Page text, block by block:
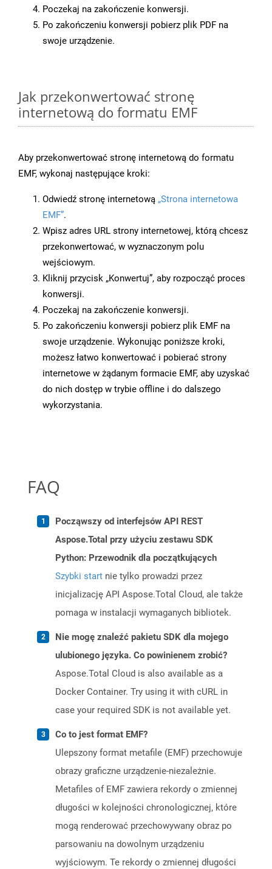
Poczekaj na zakończenie konwersji.
Po zakończeniu konwersji pobierz plik PDF na
swoje urządzenie.
Jak przekonwertować stronę
internetową do formatu EMF
Aby przekonwertować stronę internetową do formatu
EMF, wykonaj następujące kroki:
Odwiedź stronę internetową „Strona internetowa
EMF”.
Wpisz adres URL strony internetowej, którą chcesz
przekonwertować, w wyznaczonym polu
wejściowym.
Kliknij przycisk „Konwertuj”, aby rozpocząć proces
konwersji.
Poczekaj na zakończenie konwersji.
Po zakończeniu konwersji pobierz plik EMF na
swoje urządzenie. Wykonując poniższe kroki,
możesz łatwo konwertować i pobierać strony
internetowe w żądanym formacie EMF, aby uzyskać
do nich dostęp w trybie offline i do dalszego
wykorzystania.
FAQ
Począwszy od interfejsów API REST
Aspose.Total przy użyciu zestawu SDK
Python: Przewodnik dla początkujących
Szybki start nie tylko prowadzi przez
inicjalizację API Aspose.Total Cloud, ale także
pomaga w instalacji wymaganych bibliotek.
Nie mogę znaleźć pakietu SDK dla mojego
ulubionego języka. Co powinienem zrobić?
Aspose.Total Cloud is also available as a
Docker Container. Try using it with cURL in
case your required SDK is not available yet.
Co to jest format EMF?
Ulepszony format metafile (EMF) przechowuje
obrazy graficzne urządzenie-niezależnie.
Metafiles of EMF zawiera rekordy o zmiennej
długości w kolejności chronologicznej, które
mogą renderować przechowywany obraz po
parsowaniu na dowolnym urządzeniu
wyjściowym. Te rekordy o zmiennej długości